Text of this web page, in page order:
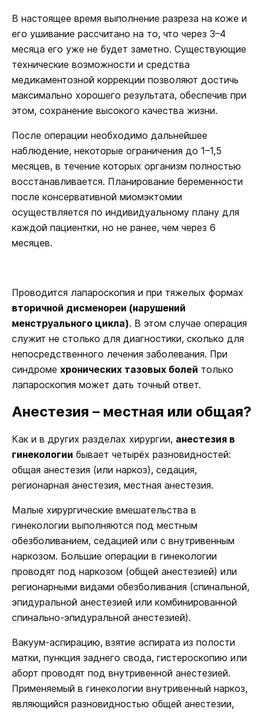
В настоящее время выполнение разреза на коже и
его ушивание рассчитано на то, что через 3–4
месяца его уже не будет заметно. Существующие
технические возможности и средства
медикаментозной коррекции позволяют достичь
максимально хорошего результата, обеспечив при
этом, сохранение высокого качества жизни.
После операции необходимо дальнейшее
наблюдение, некоторые ограничения до 1–1,5
месяцев, в течение которых организм полностью
восстанавливается. Планирование беременности
после консервативной миомэктомии
осуществляется по индивидуальному плану для
каждой пациентки, но не ранее, чем через 6
месяцев.
Проводится лапароскопия и при тяжелых формах
вторичной дисменореи (нарушений
менструального цикла). В этом случае операция
служит не столько для диагностики, сколько для
непосредственного лечения заболевания. При
синдроме хронических тазовых болей только
лапароскопия может дать точный ответ.
Анестезия – местная или общая?
Как и в других разделах хирургии, анестезия в
гинекологии бывает четырёх разновидностей:
общая анестезия (или наркоз), седация,
регионарная анестезия, местная анестезия.
Малые хирургические вмешательства в
гинекологии выполняются под местным
обезболиванием, седацией или с внутривенным
наркозом. Большие операции в гинекологии
проводят под наркозом (общей анестезией) или
регионарными видами обезболивания (спинальной,
эпидуральной анестезией или комбинированной
спинально-эпидуральной анестезией).
Вакуум-аспирацию, взятие аспирата из полости
матки, пункция заднего свода, гистероскопию или
аборт проводят под внутривенной анестезией.
Применяемый в гинекологии внутривенный наркоз,
являющийся разновидностью общей анестезии,